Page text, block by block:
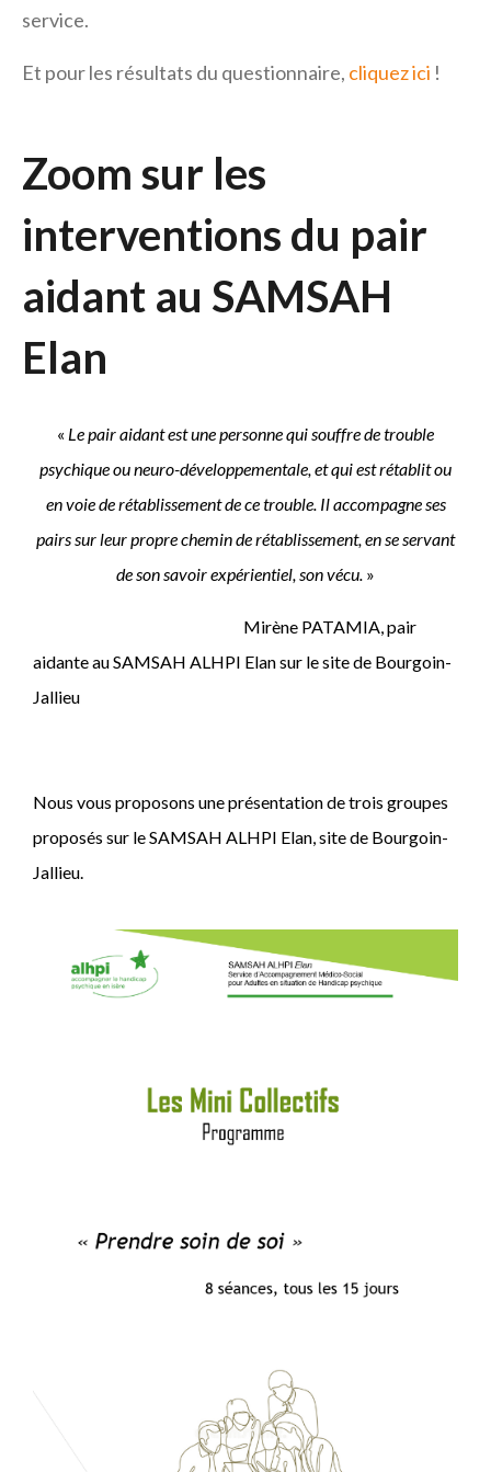
service.
Et pour les résultats du questionnaire, cliquez ici !
Zoom sur les
interventions du pair
aidant au SAMSAH
Elan
« Le pair aidant est une personne qui souffre de trouble
psychique ou neuro-développementale, et qui est rétablit ou
en voie de rétablissement de ce trouble. Il accompagne ses
pairs sur leur propre chemin de rétablissement, en se servant
de son savoir expérientiel, son vécu. »
Mirène PATAMIA, pair
aidante au SAMSAH ALHPI Elan sur le site de Bourgoin-
Jallieu
Nous vous proposons une présentation de trois groupes
proposés sur le SAMSAH ALHPI Elan, site de Bourgoin-
Jallieu.